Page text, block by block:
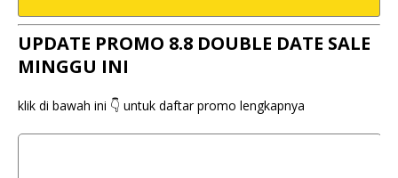
UPDATE PROMO 8.8 DOUBLE DATE SALE
MINGGU INI
klik di bawah ini 👇 untuk daftar promo lengkapnya